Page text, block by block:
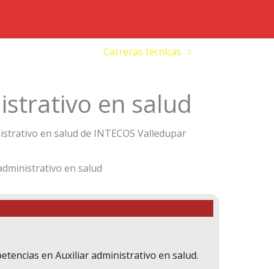
Carreras técnicas
en salud
en salud
en Auxiliar administrativo en salud.